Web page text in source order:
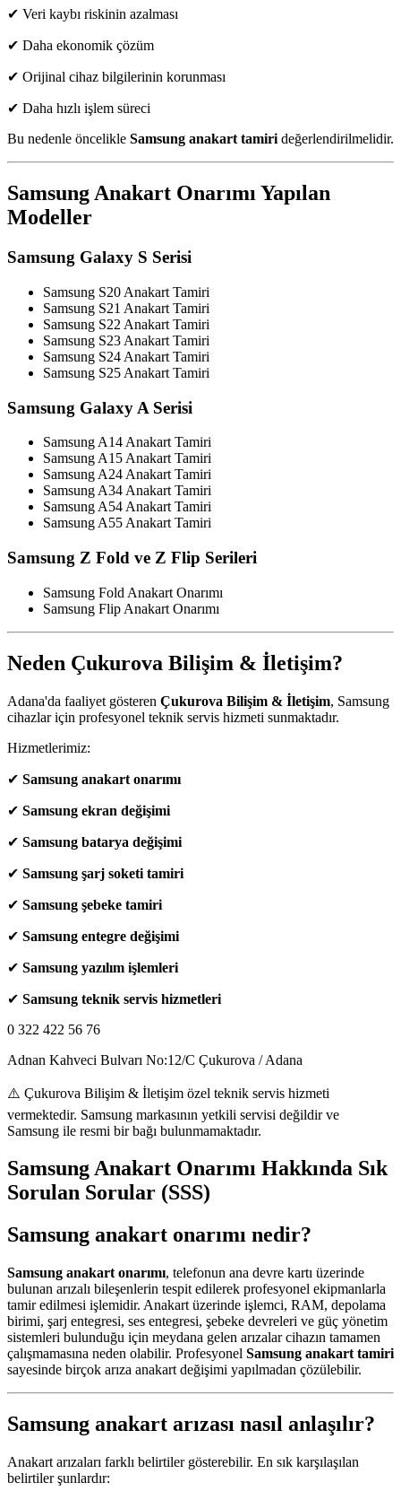
✔ Veri kaybı riskinin azalması
✔ Daha ekonomik çözüm
✔ Orijinal cihaz bilgilerinin korunması
✔ Daha hızlı işlem süreci
Bu nedenle öncelikle Samsung anakart tamiri değerlendirilmelidir.
Samsung Anakart Onarımı Yapılan
Modeller
Samsung Galaxy S Serisi
Samsung S20 Anakart Tamiri
Samsung S21 Anakart Tamiri
Samsung S22 Anakart Tamiri
Samsung S23 Anakart Tamiri
Samsung S24 Anakart Tamiri
Samsung S25 Anakart Tamiri
Samsung Galaxy A Serisi
Samsung A14 Anakart Tamiri
Samsung A15 Anakart Tamiri
Samsung A24 Anakart Tamiri
Samsung A34 Anakart Tamiri
Samsung A54 Anakart Tamiri
Samsung A55 Anakart Tamiri
Samsung Z Fold ve Z Flip Serileri
Samsung Fold Anakart Onarımı
Samsung Flip Anakart Onarımı
Neden Çukurova Bilişim & İletişim?
Adana'da faaliyet gösteren Çukurova Bilişim & İletişim, Samsung
cihazlar için profesyonel teknik servis hizmeti sunmaktadır.
Hizmetlerimiz:
✔ Samsung anakart onarımı
✔ Samsung ekran değişimi
✔ Samsung batarya değişimi
✔ Samsung şarj soketi tamiri
✔ Samsung şebeke tamiri
✔ Samsung entegre değişimi
✔ Samsung yazılım işlemleri
✔ Samsung teknik servis hizmetleri
0 322 422 56 76
Adnan Kahveci Bulvarı No:12/C Çukurova / Adana
⚠️ Çukurova Bilişim & İletişim özel teknik servis hizmeti
vermektedir. Samsung markasının yetkili servisi değildir ve
Samsung ile resmi bir bağı bulunmamaktadır.
Samsung Anakart Onarımı Hakkında Sık
Sorulan Sorular (SSS)
Samsung anakart onarımı nedir?
Samsung anakart onarımı, telefonun ana devre kartı üzerinde
bulunan arızalı bileşenlerin tespit edilerek profesyonel ekipmanlarla
tamir edilmesi işlemidir. Anakart üzerinde işlemci, RAM, depolama
birimi, şarj entegresi, ses entegresi, şebeke devreleri ve güç yönetim
sistemleri bulunduğu için meydana gelen arızalar cihazın tamamen
çalışmamasına neden olabilir. Profesyonel Samsung anakart tamiri
sayesinde birçok arıza anakart değişimi yapılmadan çözülebilir.
Samsung anakart arızası nasıl anlaşılır?
Anakart arızaları farklı belirtiler gösterebilir. En sık karşılaşılan
belirtiler şunlardır: